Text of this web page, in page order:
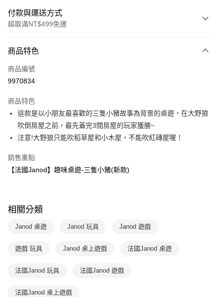
付款與運送方式
超取滿NT$499免運
信用卡一次付款
LINE Pay
大哥付你分期
相關說明
【大哥付你分期使用說明】
1.本服務由台灣大哥大提供，台灣大哥大用戶可立即使用無須另外申請。
流程，驗證手機門號後，選擇欲分期的期數、繳款截止日，確認付款後即完
成交易。
法說明評估內容。
【繳款方式說明】
醒簡訊。
帳／街口支付／iPASS MONEY」等通路繳費。
1.本服務係由「台灣大哥大股份有限公司」（以下簡稱本公司）所提供，讓
買賣價金債權讓與本公司後，依約使用本公司帳單繳交帳款。
AFTEE先享後付
相關說明
AFTEE先享後付是「在收到商品之後才付款」的支付方式。 讓您購物簡單
３．安心：先確認商品／服務後，再付款。
【「AFTEE先享後付」結帳流程】
２．訂單成立數日內，您將收到繳費通知簡訊。
ATM／網路銀行／等多元方式進行付款，方視為交易完成。
後付繳納相關費用。
ATM付款
付款後全家取貨｜8/8-8/14運費優惠，結帳滿499即享免運。
每筆NT$70，滿NT$499(含以上)免運費
國內宅配/郵寄 (不適用離島、海外及郵局i郵箱)
商品特色
商品編號
9970834
商品特色
這款是以小朋友最喜歡的三隻小豬故事為背景的桌遊，在大野狼
吹倒房屋之前，最先蓋完3間房屋的玩家獲勝~
注意!大野狼只能吹稻草屋和小木屋，不能吹紅磚屋喔！
銷售重點
【法國Janod】趣味桌遊-三隻小豬(新款)
相關分類
Janod 桌遊 Janod 玩具 Janod 遊戲
遊戲 玩具 Janod 桌上遊戲 法國Janod 桌遊
法國Janod 玩具 法國Janod 遊戲
法國Janod 桌上遊戲